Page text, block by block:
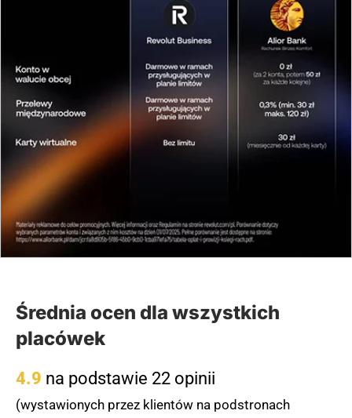
Średnia ocen dla wszystkich
placówek
4.9 na podstawie 22 opinii
(wystawionych przez klientów na podstronach